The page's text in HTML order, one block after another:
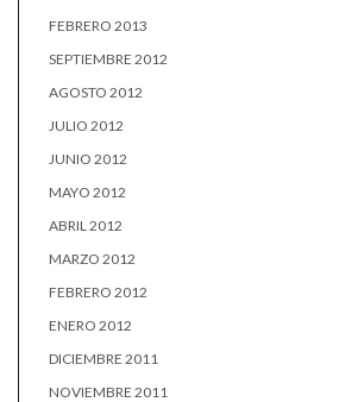
FEBRERO 2013
SEPTIEMBRE 2012
AGOSTO 2012
JULIO 2012
JUNIO 2012
MAYO 2012
ABRIL 2012
MARZO 2012
FEBRERO 2012
ENERO 2012
DICIEMBRE 2011
NOVIEMBRE 2011